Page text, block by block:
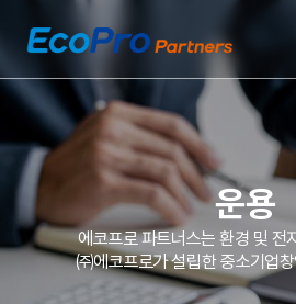
운용
에코프로 파트너스는 환경 및 전
㈜에코프로가 설립한 중소기업